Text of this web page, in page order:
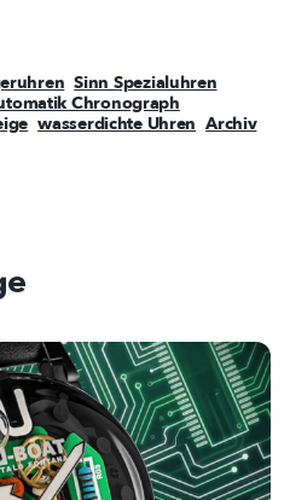
Sinn Spezialuhren
Chronograph
wasserdichte Uhren Archiv